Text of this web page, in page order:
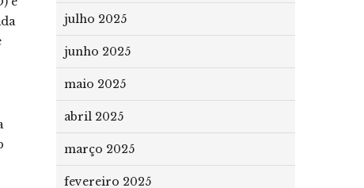
julho 2025
junho 2025
maio 2025
abril 2025
março 2025
fevereiro 2025